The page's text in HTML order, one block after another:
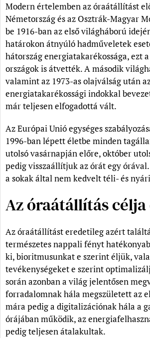
Modern értelemben az óraátállítást
Németország és az Osztrák-Magyar
be 1916-ban az első világháború
határokon átnyúló hadműveletek
hátország energiatakarékossága, ezt
országok is átvették. A második
valamint az 1973-as olajválság után
energiatakarékossági indokkal
már teljesen elfogadottá vált.
Az Európai Unió egységes
1996-ban lépett életbe minden
utolsó vasárnapján előre, október
pedig visszaállítjuk az órát egy
a sokak által nem kedvelt téli- és
Az óraátállítás célja
Az óraátállítást eredetileg azért
természetes nappali fényt
ki, bioritmusunkat e szerint éljük,
tevékenységeket e szerint
során azonban a világ jelentősen
forradalomnak hála megszületett az
mára pedig a digitalizációnak hála a
órájában működik, az
pedig teljesen átalakultak.